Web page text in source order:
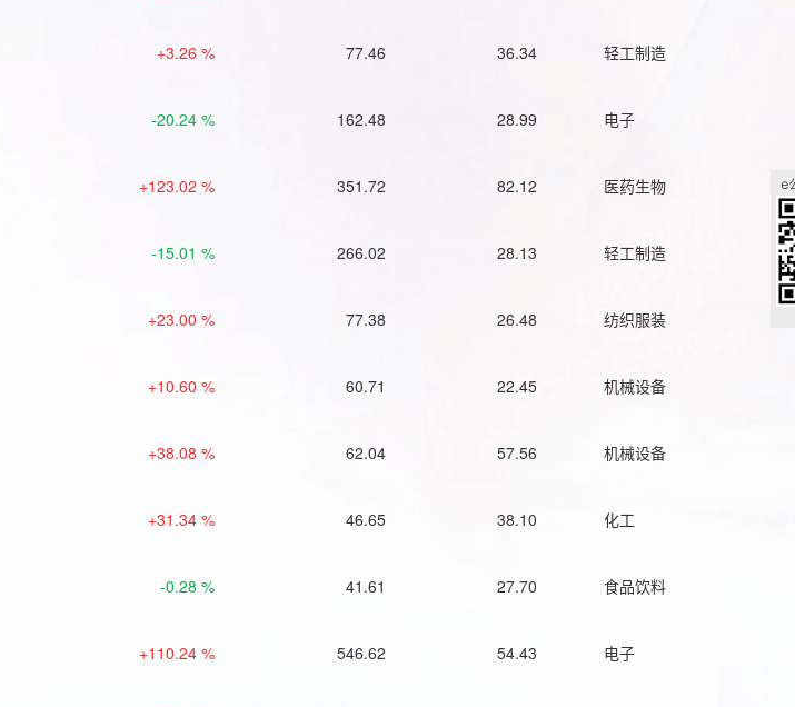
+3.26 % 77.46 36.34 轻工制造
-20.24 % 162.48 28.99 电子
+123.02 % 351.72 82.12 医药生物
-15.01 % 266.02 28.13 轻工制造
+23.00 % 77.38 26.48 纺织服装
+10.60 % 60.71 22.45 机械设备
+38.08 % 62.04 57.56 机械设备
+31.34 % 46.65 38.10 化工
-0.28 % 41.61 27.70 食品饮料
+110.24 % 546.62 54.43 电子